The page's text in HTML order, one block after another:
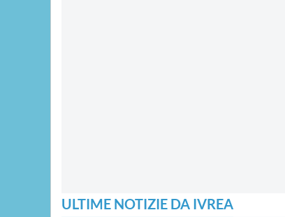
ULTIME NOTIZIE DA IVREA